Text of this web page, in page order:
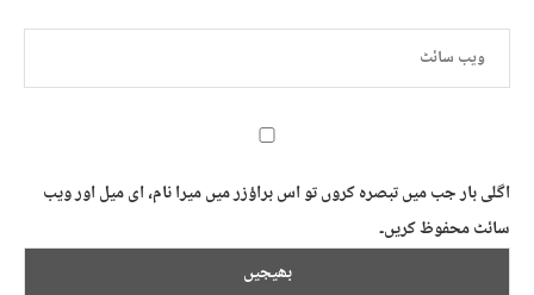
اگلی بار جب میں تبصرہ کروں تو اس براؤزر میں میرا نام، ای میل اور ویب
سائٹ محفوظ کریں۔